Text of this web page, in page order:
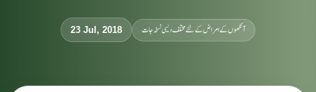
23 Jul, 2018 آنکھوں کے امراض کےلئے مختلف دیسی نسخہ جات